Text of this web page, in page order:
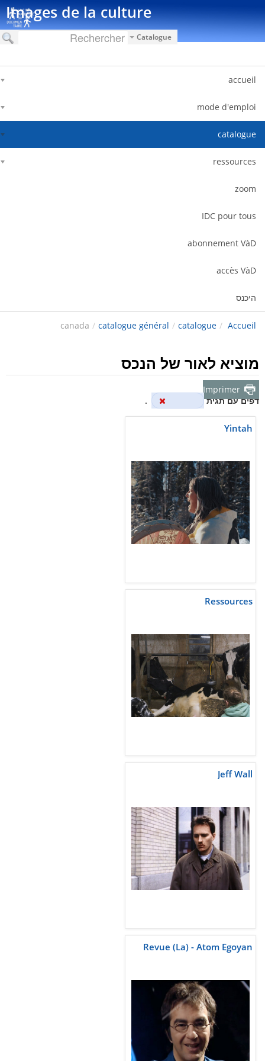
Images de la culture
Catalogue
accueil
mode d'emploi
catalogue
ressources
zoom
IDC pour tous
abonnement VàD
accès VàD
היכנס
Accueil
/
catalogue
/
catalogue général
/
canada
מוציא לאור של הנכס
דפים עם תגית .
Imprimer
Yintah
Ressources
Jeff Wall
Revue (La) - Atom Egoyan